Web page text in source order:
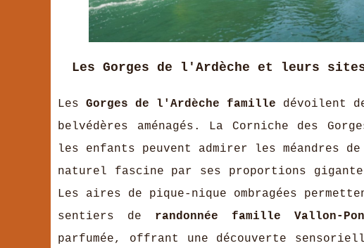
Les Gorges de l'Ardèche et leurs
Les Gorges de l'Ardèche famille
dévoilent
belvédères aménagés. La Corniche des
les enfants peuvent admirer les méandres
naturel fascine par ses proportions
Les aires de pique-nique ombragées
sentiers de randonnée famille Vallon-
parfumée, offrant une découverte